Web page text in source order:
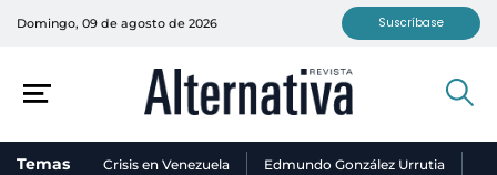
Domingo, 09 de agosto de 2026 Suscríbase
Temas Crisis en Venezuela Edmundo González Urrutia